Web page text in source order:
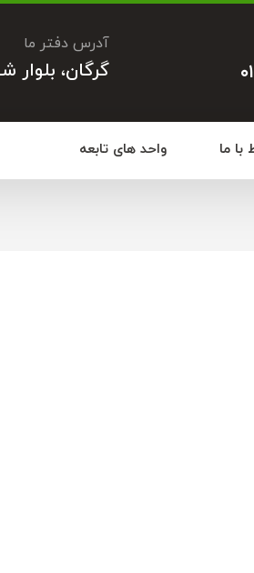
آدرس دفتر ما
گرگان،
با ما واحد های تابعه